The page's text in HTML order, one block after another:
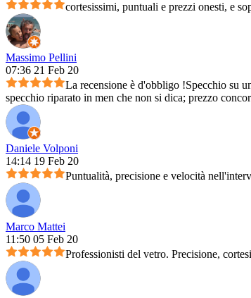
cortesissimi, puntuali e prezzi onesti, e
Massimo Pellini
07:36 21 Feb 20
La recensione è d'obbligo !Specchio su
specchio riparato in men che non si dica; prezzo
Daniele Volponi
14:14 19 Feb 20
Puntualità, precisione e velocità
Marco Mattei
11:50 05 Feb 20
Professionisti del vetro. Precisione,